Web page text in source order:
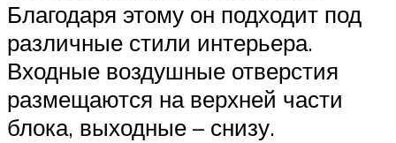
Благодаря этому он подходит под
различные стили интерьера.
Входные воздушные отверстия
размещаются на верхней части
блока, выходные – снизу.